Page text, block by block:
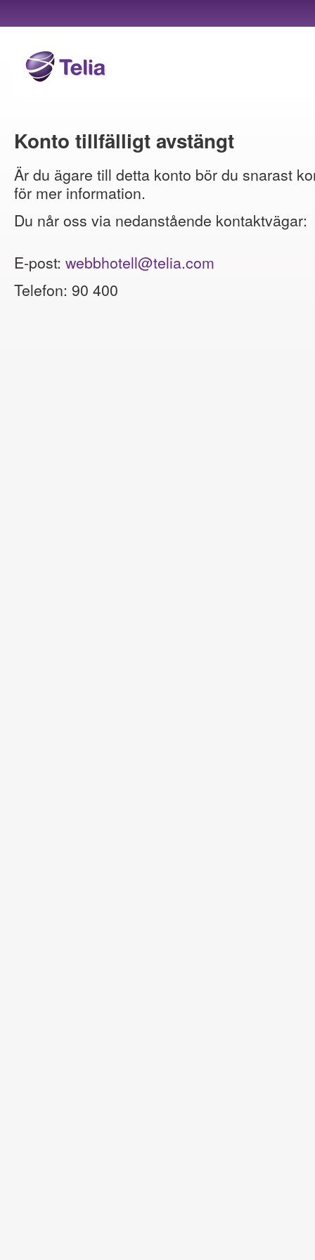
Konto tillfälligt avstängt
Är du ägare till detta konto bör du snarast
för mer information.
Du når oss via nedanstående kontaktvägar:
E-post: webbhotell@telia.com
Telefon: 90 400